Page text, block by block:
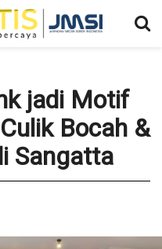
jadi Motif
Bocah &
Sangatta